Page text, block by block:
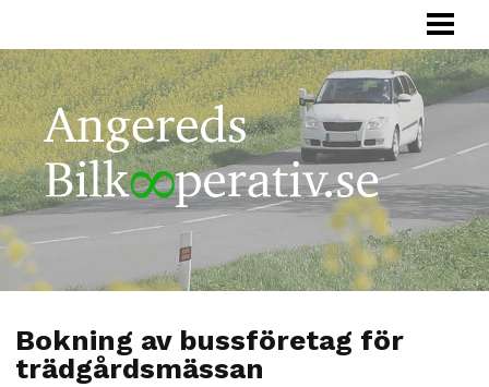
BILKOOPERATIV
HUR FUNGERAR
FÖRETAG
SAMÅKNING
OM OSS
Bokning av bussföretag för
trädgårdsmässan